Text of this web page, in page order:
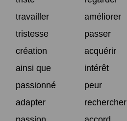
travailler
améliorer
tristesse
passer
création
acquérir
ainsi que
intérêt
passionné
peur
adapter
rechercher